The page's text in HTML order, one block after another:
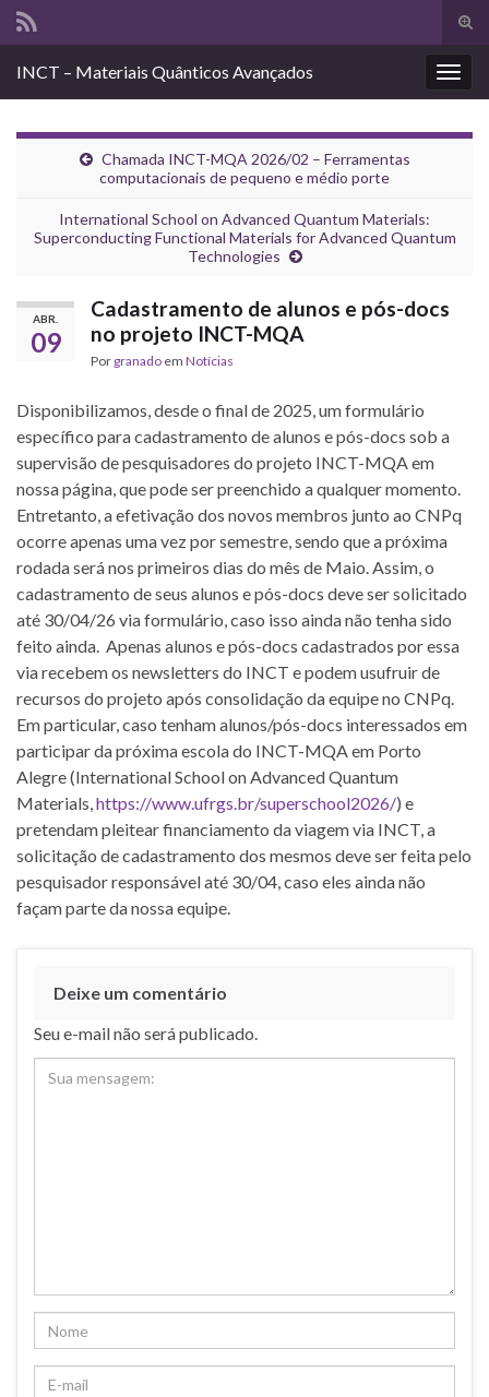
de
Search for:
INCT – Materiais Quânticos Avançados
Chamada INCT-MQA 2026/02 – Ferramentas
computacionais de pequeno e médio porte
International School on Advanced Quantum Materials:
Superconducting Functional Materials for Advanced Quantum
Technologies
ABR.
09
Cadastramento de alunos e pós-docs
no projeto INCT-MQA
Por granado em Notícias
Disponibilizamos, desde o final de 2025, um formulário
específico para cadastramento de alunos e pós-docs sob a
supervisão de pesquisadores do projeto INCT-MQA em
nossa página, que pode ser preenchido a qualquer momento.
Entretanto, a efetivação dos novos membros junto ao CNPq
ocorre apenas uma vez por semestre, sendo que a próxima
rodada será nos primeiros dias do mês de Maio. Assim, o
cadastramento de seus alunos e pós-docs deve ser solicitado
até 30/04/26 via formulário, caso isso ainda não tenha sido
feito ainda. Apenas alunos e pós-docs cadastrados por essa
via recebem os newsletters do INCT e podem usufruir de
recursos do projeto após consolidação da equipe no CNPq.
Em particular, caso tenham alunos/pós-docs interessados em
participar da próxima escola do INCT-MQA em Porto
Alegre (International School on Advanced Quantum
Materials,https://www.ufrgs.br/superschool2026/) e
pretendam pleitear financiamento da viagem via INCT, a
solicitação de cadastramento dos mesmos deve ser feita pelo
pesquisador responsável até 30/04, caso eles ainda não
façam parte da nossa equipe.
Deixe um comentário
Seu e-mail não será publicado.